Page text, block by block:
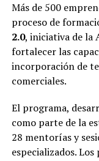
Más de 500
proceso de
2.0, iniciativa de la
fortalecer las
incorporación de
comerciales.
El programa,
como parte de la
28 mentorías y
especializados.